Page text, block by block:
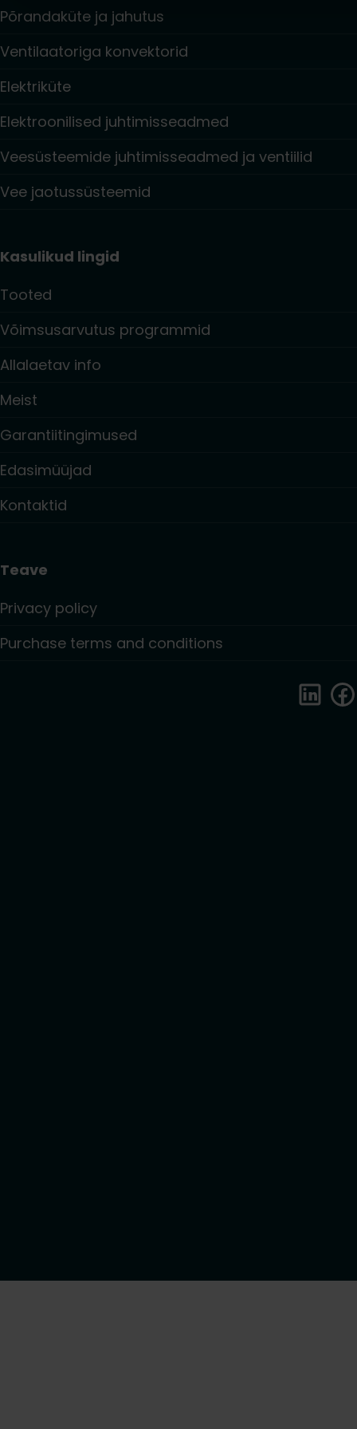
Põrandaküte ja jahutus
Ventilaatoriga konvektorid
Elektriküte
Elektroonilised juhtimisseadmed
Veesüsteemide juhtimisseadmed ja ventiilid
Vee jaotussüsteemid
Kasulikud lingid
Tooted
Võimsusarvutus programmid
Allalaetav info
Meist
Garantiitingimused
Edasimüüjad
Kontaktid
Teave
Privacy policy
Purchase terms and conditions